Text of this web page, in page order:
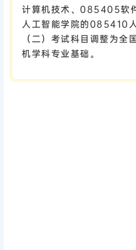
计算机技术、085405软
人工智能学院的085410
（二）考试科目调整为
机学科专业基础。